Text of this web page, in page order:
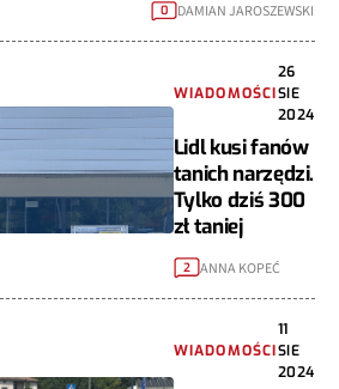
0 DAMIAN JAROSZEWSKI
WIADOMOŚCI
26
SIE
2024
Lidl kusi fanów
tanich narzędzi.
Tylko dziś 300
zł taniej
2 ANNA KOPEĆ
WIADOMOŚCI
11
SIE
2024